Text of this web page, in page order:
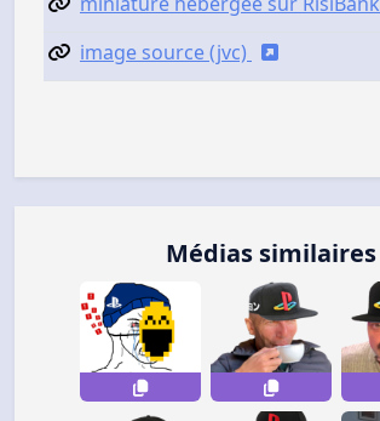
image source (jvc)
Médias similaires